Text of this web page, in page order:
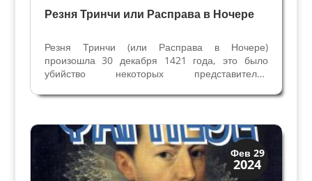
Резня Тринчи или Расправа в Ночере
Резня Тринчи (или Расправа в Ночере)
произошла 30 декабря 1421 года, это было
убийство некоторых представителей
(Фолиньо – город в провинции Перуджи, в
Синьор Фолиньо и викарий...
Фев 29
2024
Династии
Заговоры и войны